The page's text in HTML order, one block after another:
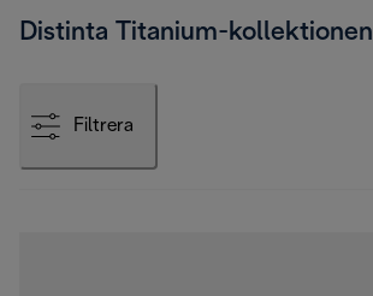
Distinta Titanium-kollektionen
Filtrera